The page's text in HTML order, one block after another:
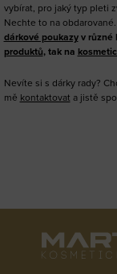
vybírat, pro jaký typ pleti
Nechte to na
dárkové poukazyv různé
produktů, tak na
Nevíte si s dárky rady?
mě kontaktovat a jistě